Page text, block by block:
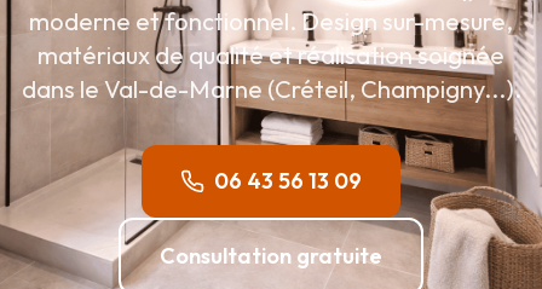
moderne et fonctionnel. Design sur-mesure,
matériaux de qualité et réalisation soignée
dans le Val-de-Marne (Créteil, Champigny...).
06 43 56 13 09
Consultation gratuite